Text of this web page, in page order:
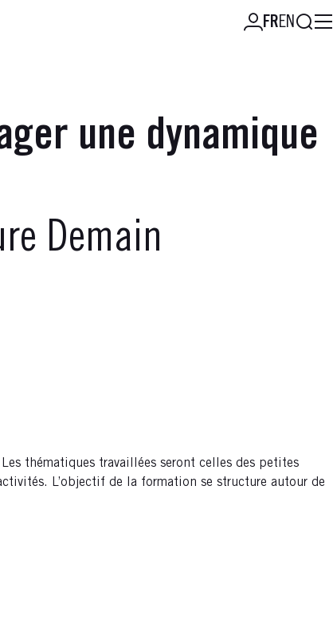
FREN
une dynamique
Demain
thématiques travaillées seront celles des petites
L’objectif de la formation se structure autour de